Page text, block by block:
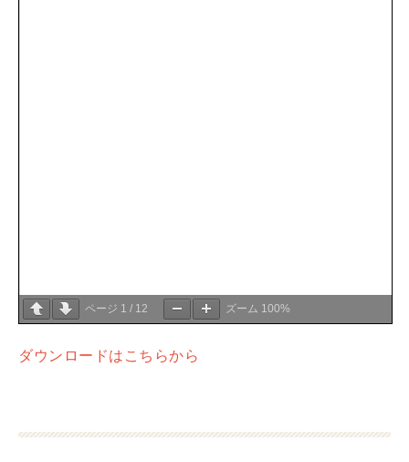
ページ 1 / 12 ズーム 100%
ダウンロードはこちらから